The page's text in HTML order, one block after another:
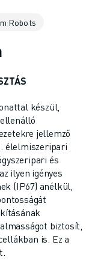
Robots
készül,
jellemző
élelmiszeripari
és
ilyen igényes
(IP67) anélkül,
biztosít,
is. Ez a